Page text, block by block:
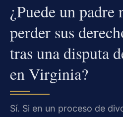
¿Puede un
perder sus
tras una disputa
en Virginia?
Sí. Si en un proceso de